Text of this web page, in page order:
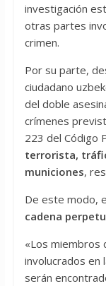
investigación
otras partes
crimen.
Por su parte,
ciudadano
del doble
crímenes
223 del Código
terrorista,
municiones,
De este modo,
cadena
«Los miembros
involucrados en
serán